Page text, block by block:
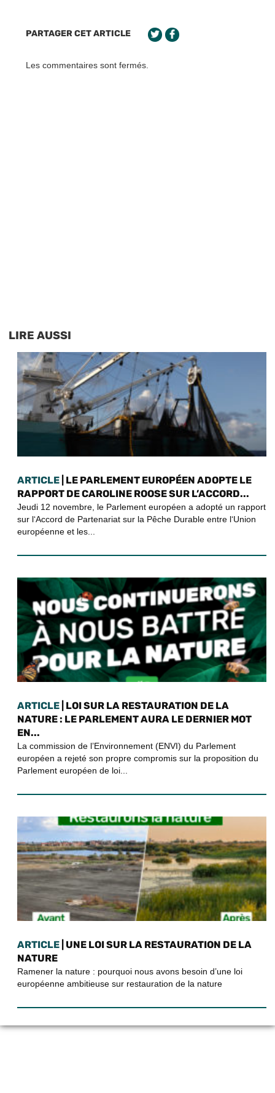
PARTAGER CET ARTICLE
Les commentaires sont fermés.
LIRE AUSSI
ARTICLE | LE PARLEMENT EUROPÉEN ADOPTE LE
RAPPORT DE CAROLINE ROOSE SUR L’ACCORD...
Jeudi 12 novembre, le Parlement européen a adopté un rapport
sur l‘Accord de Partenariat sur la Pêche Durable entre l‘Union
européenne et les...
ARTICLE | LOI SUR LA RESTAURATION DE LA
NATURE : LE PARLEMENT AURA LE DERNIER MOT
EN...
La commission de l’Environnement (ENVI) du Parlement
européen a rejeté son propre compromis sur la proposition du
Parlement européen de loi...
ARTICLE | UNE LOI SUR LA RESTAURATION DE LA
NATURE
Ramener la nature : pourquoi nous avons besoin d’une loi
européenne ambitieuse sur restauration de la nature